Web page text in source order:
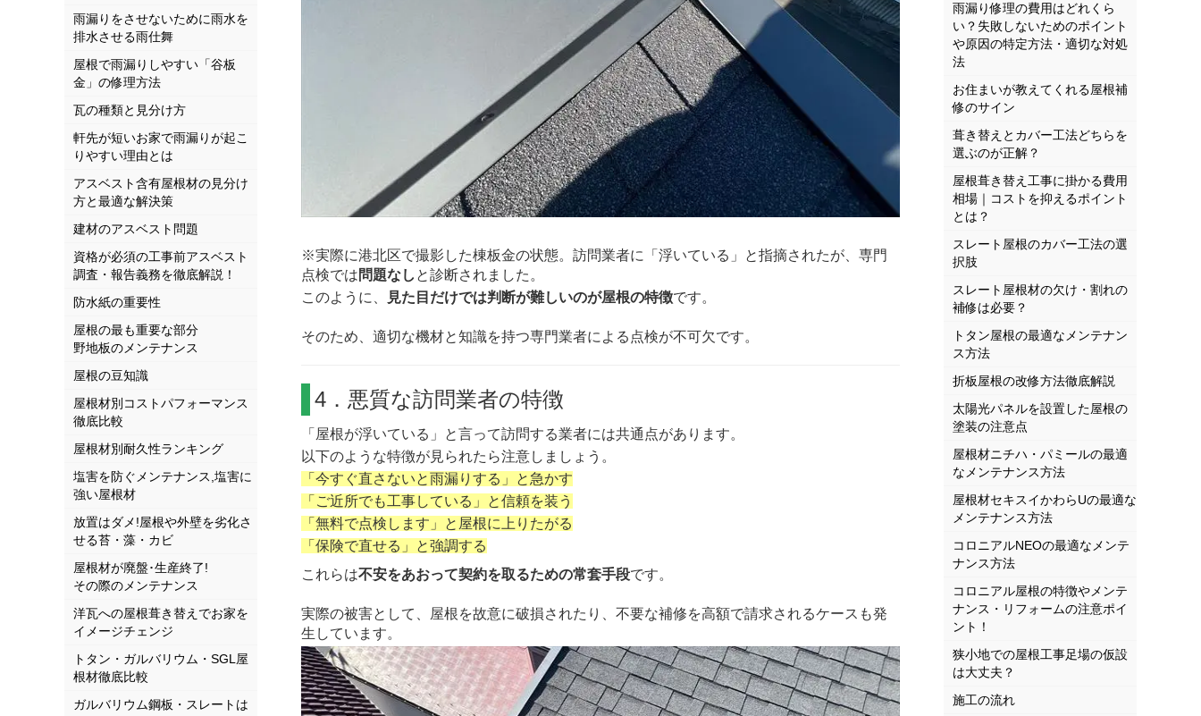
雨漏りをさせないために雨水を
排水させる雨仕舞
屋根で雨漏りしやすい「谷板
金」の修理方法
瓦の種類と見分け方
軒先が短いお家で雨漏りが起こ
りやすい理由とは
アスベスト含有屋根材の見分け
方と最適な解決策
建材のアスベスト問題
資格が必須の工事前アスベスト
調査・報告義務を徹底解説！
防水紙の重要性
屋根の最も重要な部分
野地板のメンテナンス
屋根の豆知識
屋根材別コストパフォーマンス
徹底比較
屋根材別耐久性ランキング
塩害を防ぐメンテナンス,塩害に
強い屋根材
放置はダメ!屋根や外壁を劣化さ
せる苔・藻・カビ
屋根材が廃盤･生産終了!
その際のメンテナンス
洋瓦への屋根葺き替えでお家を
イメージチェンジ
トタン・ガルバリウム・SGL屋
根材徹底比較
ガルバリウム鋼板・スレートは
※実際に港北区で撮影した棟板金の状態。訪問業者に「浮いている」と指摘されたが、専門
点検では問題なし と診断されました。
このように、
見た目だけでは判断が難しいのが屋根の特徴です。
そのため、適切な機材と知識を持つ専門業者による点検が不可欠です。
4．悪質な訪問業者の特徴
「屋根が浮いている」と言って訪問する業者には共通点があります。
以下のような特徴が見られたら注意しましょう。
「今すぐ直さないと雨漏りする」と急かす
「ご近所でも工事している」と信頼を装う
「無料で点検します」と屋根に上りたがる
「保険で直せる」と強調する
これらは不安をあおって契約を取るための常套手段です。
実際の被害として、屋根を故意に破損されたり、不要な補修を高額で請求されるケースも発
生しています。
雨漏り修理の費用はどれくら
い？失敗しないためのポイント
や原因の特定方法・適切な対処
法
お住まいが教えてくれる屋根補
修のサイン
葺き替えとカバー工法どちらを
選ぶのが正解？
屋根葺き替え工事に掛かる費用
相場｜コストを抑えるポイント
とは？
スレート屋根のカバー工法の選
択肢
スレート屋根材の欠け・割れの
補修は必要？
トタン屋根の最適なメンテナン
ス方法
折板屋根の改修方法徹底解説
太陽光パネルを設置した屋根の
塗装の注意点
屋根材ニチハ・パミールの最適
なメンテナンス方法
屋根材セキスイかわらUの最適な
メンテナンス方法
コロニアルNEOの最適なメンテ
ナンス方法
コロニアル屋根の特徴やメンテ
ナンス・リフォームの注意ポイ
ント！
狭小地での屋根工事足場の仮設
は大丈夫？
施工の流れ